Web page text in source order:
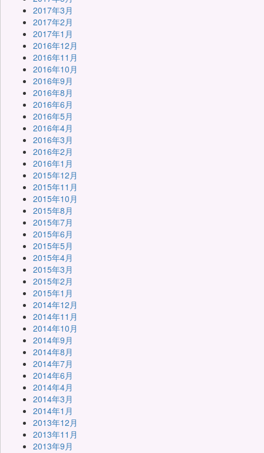
2017年3月
2017年2月
2017年1月
2016年12月
2016年11月
2016年10月
2016年9月
2016年8月
2016年6月
2016年5月
2016年4月
2016年3月
2016年2月
2016年1月
2015年12月
2015年11月
2015年10月
2015年8月
2015年7月
2015年6月
2015年5月
2015年4月
2015年3月
2015年2月
2015年1月
2014年12月
2014年11月
2014年10月
2014年9月
2014年8月
2014年7月
2014年6月
2014年4月
2014年3月
2014年1月
2013年12月
2013年11月
2013年9月